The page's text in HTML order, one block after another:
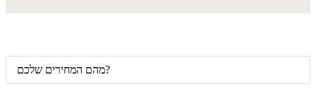
מהם המחירים שלכם?